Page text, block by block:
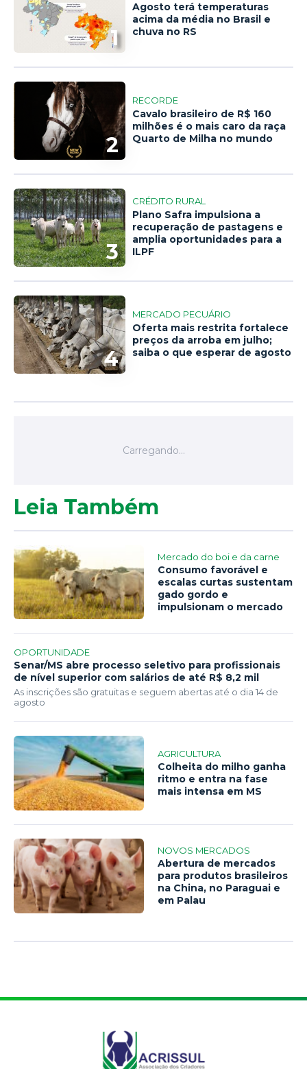
1
Agosto terá temperaturas
acima da média no Brasil e
chuva no RS
2
RECORDE
Cavalo brasileiro de R$ 160
milhões é o mais caro da raça
Quarto de Milha no mundo
3
CRÉDITO RURAL
Plano Safra impulsiona a
recuperação de pastagens e
amplia oportunidades para a
ILPF
4
MERCADO PECUÁRIO
Oferta mais restrita fortalece
preços da arroba em julho;
saiba o que esperar de agosto
Leia Também
Mercado do boi e da carne
Consumo favorável e
escalas curtas sustentam
gado gordo e
impulsionam o mercado
OPORTUNIDADE
Senar/MS abre processo seletivo para profissionais
de nível superior com salários de até R$ 8,2 mil
As inscrições são gratuitas e seguem abertas até o dia 14 de
agosto
AGRICULTURA
Colheita do milho ganha
ritmo e entra na fase
mais intensa em MS
NOVOS MERCADOS
Abertura de mercados
para produtos brasileiros
na China, no Paraguai e
em Palau